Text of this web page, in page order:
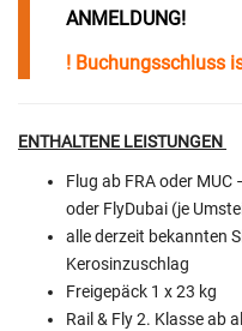
ANMELDUNG!
! Buchungsschluss
ENTHALTENE LEISTUNGEN
Flug ab FRA oder MUC
oder FlyDubai (je
alle derzeit bekannten
Kerosinzuschlag
Freigepäck 1 x 23 kg
Rail & Fly 2. Klasse ab